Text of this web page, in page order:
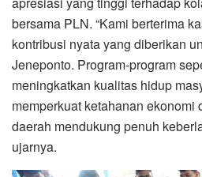
bersama PLN. “Kami berterima
kontribusi nyata yang diberikan
Jeneponto. Program-program
meningkatkan kualitas hidup
memperkuat ketahanan ekonomi
daerah mendukung penuh
ujarnya.